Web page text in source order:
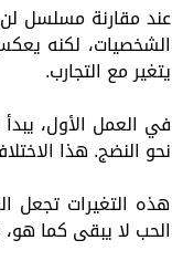
عند مقارنة مسلسل
الشخصيات، لكنه
يتغير مع التجارب.
في العمل الأول،
نحو النضج. هذا
هذه التغيرات تجعل
الحب لا يبقى كما هو،